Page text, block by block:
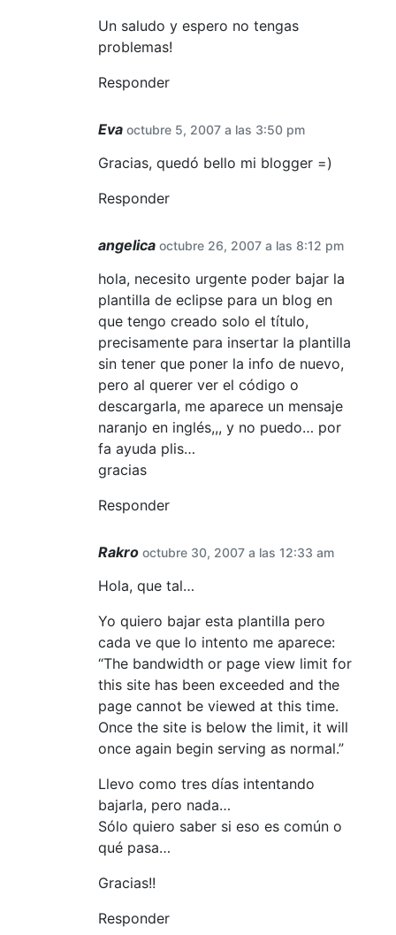
Un saludo y espero no tengas
problemas!
Responder
Eva octubre 5, 2007 a las 3:50 pm
Gracias, quedó bello mi blogger =)
Responder
angelica octubre 26, 2007 a las 8:12 pm
hola, necesito urgente poder bajar la
plantilla de eclipse para un blog en
que tengo creado solo el título,
precisamente para insertar la plantilla
sin tener que poner la info de nuevo,
pero al querer ver el código o
descargarla, me aparece un mensaje
naranjo en inglés,,, y no puedo… por
fa ayuda plis…
gracias
Responder
Rakro octubre 30, 2007 a las 12:33 am
Hola, que tal…
Yo quiero bajar esta plantilla pero
cada ve que lo intento me aparece:
“The bandwidth or page view limit for
this site has been exceeded and the
page cannot be viewed at this time.
Once the site is below the limit, it will
once again begin serving as normal.”
Llevo como tres días intentando
bajarla, pero nada…
Sólo quiero saber si eso es común o
qué pasa…
Gracias!!
Responder